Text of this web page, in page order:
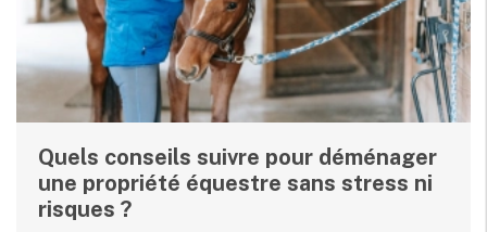
Quels conseils suivre pour déménager
une propriété équestre sans stress ni
risques ?